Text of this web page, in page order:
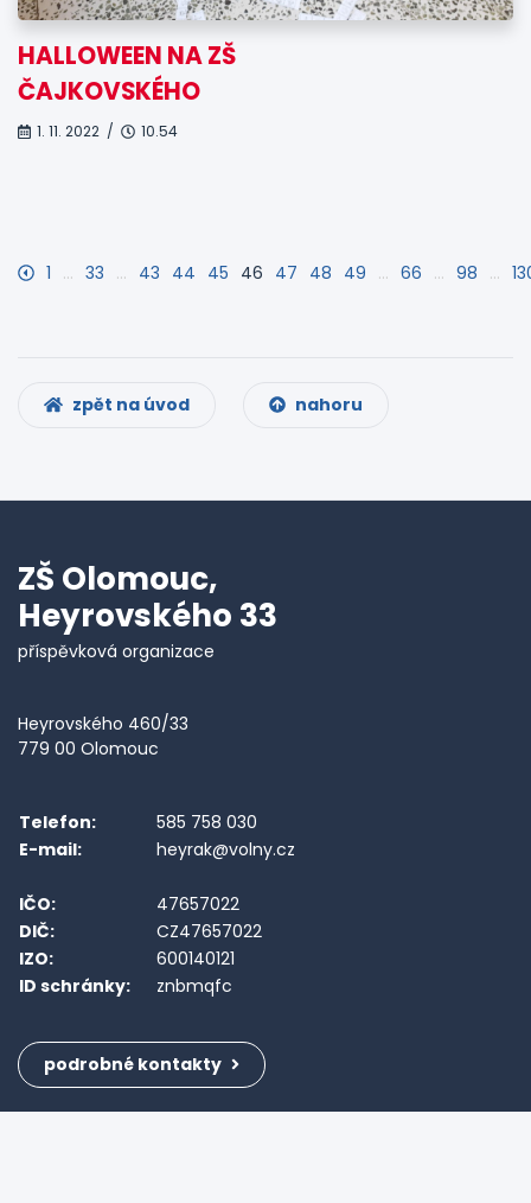
HALLOWEEN NA ZŠ
ČAJKOVSKÉHO
1. 11. 2022 / 10.54
1 … 33 … 43 44 45 46 47 48 49 … 66 … 98 …
zpět na úvod nahoru
ZŠ Olomouc,
Heyrovského 33
příspěvková organizace
Heyrovského 460/33
779 00 Olomouc
Telefon:
585 758 030
E-mail:
heyrak@volny.cz
IČO:
47657022
DIČ:
CZ47657022
IZO:
600140121
ID schránky:
znbmqfc
podrobné kontakty